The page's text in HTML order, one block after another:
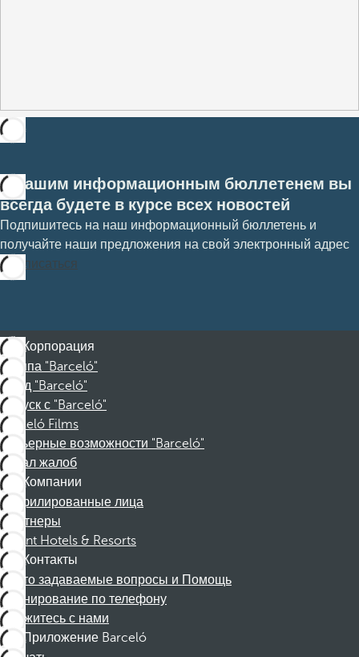
С нашим информационным бюллетенем вы
всегда будете в курсе всех новостей
Подпишитесь на наш информационный бюллетень и
получайте наши предложения на свой электронный адрес
Подписаться
Корпорация
Группа "Barceló"
Фонд "Barceló"
Отпуск с "Barceló"
Barceló Films
Карьерные возможности "Barceló"
Канал жалоб
Компании
Аффилированные лица
Партнеры
Dorint Hotels & Resorts
Контакты
Часто задаваемые вопросы и Помощь
Бронирование по телефону
Свяжитесь с нами
Приложение Barceló